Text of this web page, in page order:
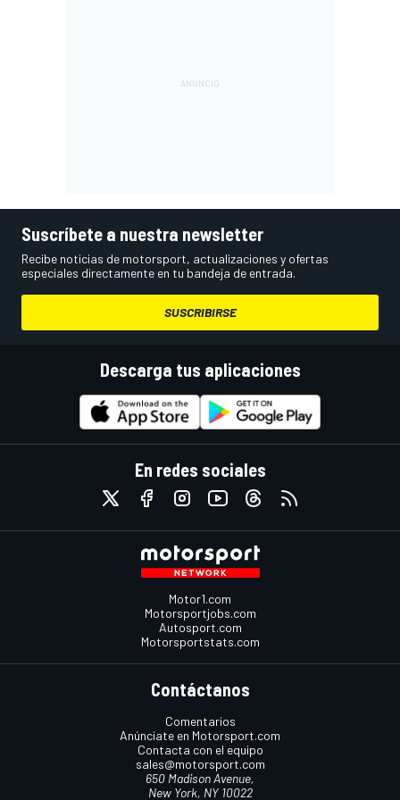
Suscríbete a nuestra newsletter
Recibe noticias de motorsport, actualizaciones y ofertas
especiales directamente en tu bandeja de entrada.
SUSCRIBIRSE
Descarga tus aplicaciones
En redes sociales
Motor1.com
Motorsportjobs.com
Autosport.com
Motorsportstats.com
Contáctanos
Comentarios
Anúnciate en Motorsport.com
Contacta con el equipo
sales@motorsport.com
650 Madison Avenue,
New York, NY 10022